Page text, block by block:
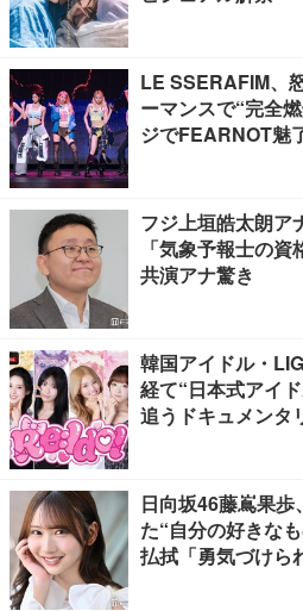
LE SSERAFIM、
ーマンスで“完全
ジでFEARNOT魅
フジ上垣皓太朗ア
「気象予報士の資
共演アナ驚き
韓国アイドル・
経て“日本式アイ
追うドキュメンタ
日向坂46藤嶌果
た“自分の好きな
払拭「勇気づけら